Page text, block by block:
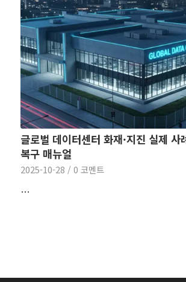
글로벌 데이터센터 화재·지진 실제 사
복구 매뉴얼
2025-10-28 / 0 코멘트
…